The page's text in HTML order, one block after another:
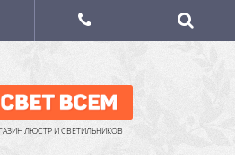
ЛЮСТР И СВЕТИЛЬНИКОВ